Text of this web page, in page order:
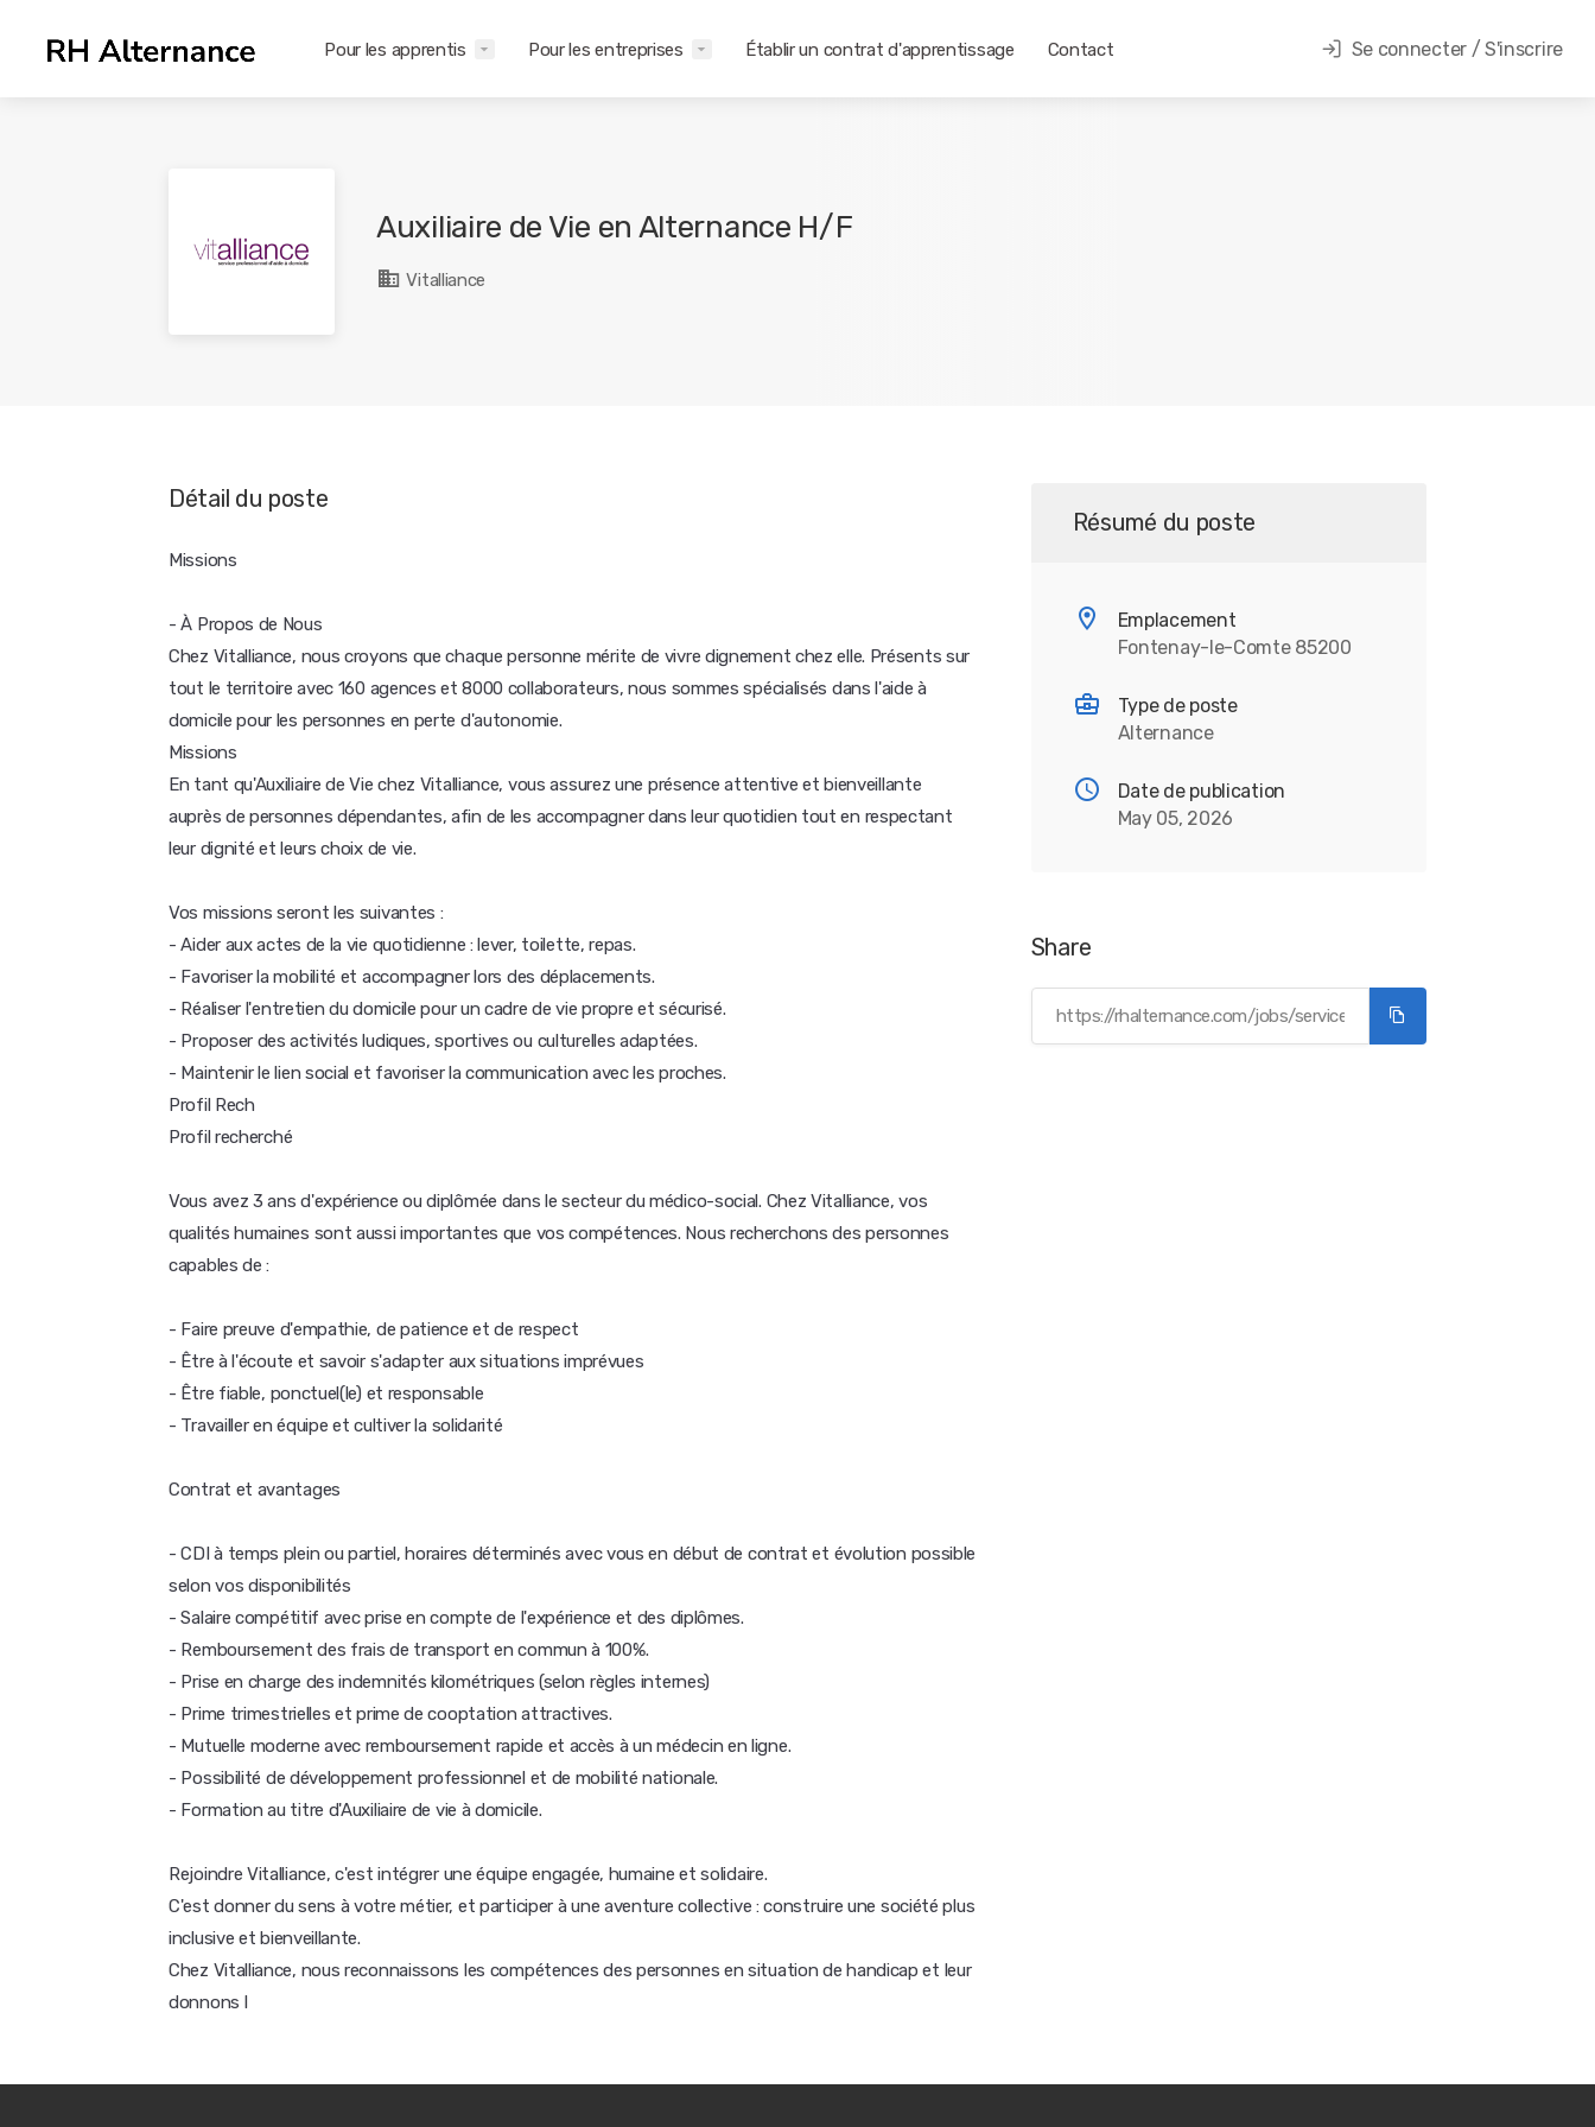
Pour les apprentis Pour les entreprises Établir un contrat d'apprentissage Contact Se connecter / S'inscrire
Auxiliaire de Vie en Alternance H/F
Vitalliance
Détail du poste
Missions
- À Propos de Nous
Chez Vitalliance, nous croyons que chaque personne mérite de vivre dignement chez elle. Présents sur
tout le territoire avec 160 agences et 8000 collaborateurs, nous sommes spécialisés dans l'aide à
domicile pour les personnes en perte d'autonomie.
Missions
En tant qu'Auxiliaire de Vie chez Vitalliance, vous assurez une présence attentive et bienveillante
auprès de personnes dépendantes, afin de les accompagner dans leur quotidien tout en respectant
leur dignité et leurs choix de vie.
Vos missions seront les suivantes :
- Aider aux actes de la vie quotidienne : lever, toilette, repas.
- Favoriser la mobilité et accompagner lors des déplacements.
- Réaliser l'entretien du domicile pour un cadre de vie propre et sécurisé.
- Proposer des activités ludiques, sportives ou culturelles adaptées.
- Maintenir le lien social et favoriser la communication avec les proches.
Profil Rech
Profil recherché
Vous avez 3 ans d'expérience ou diplômée dans le secteur du médico-social. Chez Vitalliance, vos
qualités humaines sont aussi importantes que vos compétences. Nous recherchons des personnes
capables de :
- Faire preuve d'empathie, de patience et de respect
- Être à l'écoute et savoir s'adapter aux situations imprévues
- Être fiable, ponctuel(le) et responsable
- Travailler en équipe et cultiver la solidarité
Contrat et avantages
- CDI à temps plein ou partiel, horaires déterminés avec vous en début de contrat et évolution possible
selon vos disponibilités
- Salaire compétitif avec prise en compte de l'expérience et des diplômes.
- Remboursement des frais de transport en commun à 100%.
- Prise en charge des indemnités kilométriques (selon règles internes)
- Prime trimestrielles et prime de cooptation attractives.
- Mutuelle moderne avec remboursement rapide et accès à un médecin en ligne.
- Possibilité de développement professionnel et de mobilité nationale.
- Formation au titre d'Auxiliaire de vie à domicile.
Rejoindre Vitalliance, c'est intégrer une équipe engagée, humaine et solidaire.
C'est donner du sens à votre métier, et participer à une aventure collective : construire une société plus
inclusive et bienveillante.
Chez Vitalliance, nous reconnaissons les compétences des personnes en situation de handicap et leur
donnons l
Résumé du poste
Emplacement
Fontenay-le-Comte 85200
Type de poste
Alternance
Date de publication
May 05, 2026
Share